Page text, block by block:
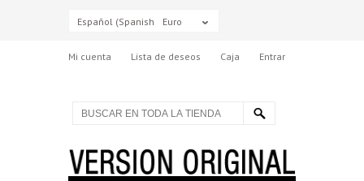
Español (Spanish) Euro
Mi cuenta Lista de deseos Caja Entrar